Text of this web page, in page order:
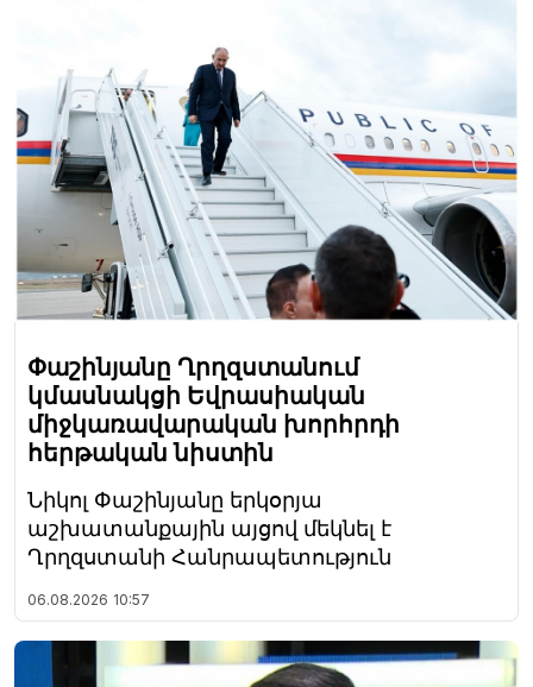
Փաշինյանը Ղրղզստանում
կմասնակցի Եվրասիական
միջկառավարական խորհրդի
հերթական նիստին
Նիկոլ Փաշինյանը երկօրյա
աշխատանքային այցով մեկնել է
Ղրղզստանի Հանրապետություն
06.08.2026 10:57